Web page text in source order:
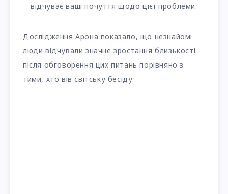
відчуває ваші почуття щодо цієї проблеми.
Дослідження Арона показало, що незнайомі
люди відчували значне зростання близькості
після обговорення цих питань порівняно з
тими, хто вів світську бесіду.